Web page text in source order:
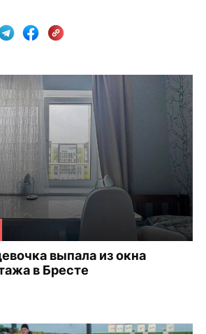
выпала из окна
в Бресте